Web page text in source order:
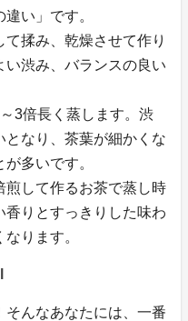
い」です。
て揉み、乾燥させて作り
い渋み、バランスの良い
3倍長く蒸します。渋
なり、茶葉が細かくな
多いです。
煎して作るお茶で蒸し時
香りとすっきりした味わ
ります。
そんなあなたには、一番